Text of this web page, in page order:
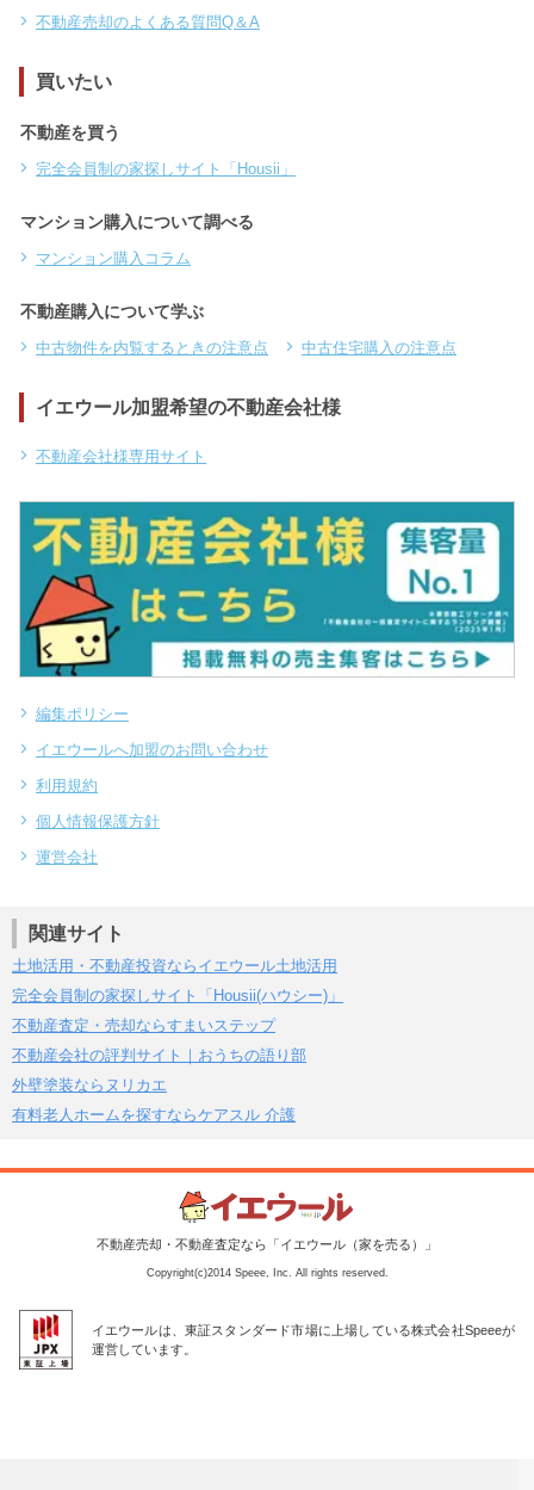
不動産売却のよくある質問Q＆A
買いたい
不動産を買う
完全会員制の家探しサイト「Housii」
マンション購入について調べる
マンション購入コラム
不動産購入について学ぶ
中古物件を内覧するときの注意点 中古住宅購入の注意点
イエウール加盟希望の不動産会社様
不動産会社様専用サイト
編集ポリシー
イエウールへ加盟のお問い合わせ
利用規約
個人情報保護方針
運営会社
関連サイト
土地活用・不動産投資ならイエウール土地活用
完全会員制の家探しサイト「Housii(ハウシー)」
不動産査定・売却ならすまいステップ
不動産会社の評判サイト｜おうちの語り部
外壁塗装ならヌリカエ
有料老人ホームを探すならケアスル 介護
不動産売却・不動産査定なら「イエウール（家を売る）」
Copyright(c)2014 Speee, Inc. All rights reserved.
イエウールは、東証スタンダード市場に上場している株式会社Speeeが
運営しています。